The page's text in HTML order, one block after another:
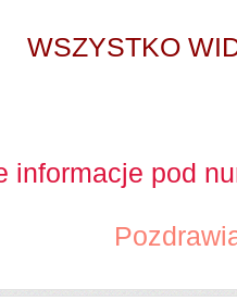
WSZYSTKO
informacje pod